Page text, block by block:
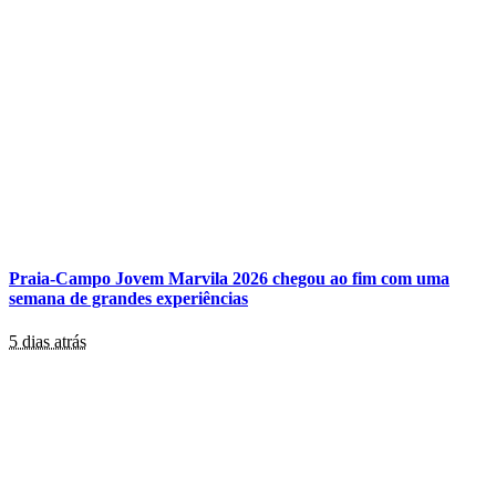
Praia-Campo Jovem Marvila 2026 chegou ao fim com uma
semana de grandes experiências
5 dias atrás